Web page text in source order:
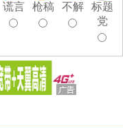
谎言 枪稿 不解
标题
党